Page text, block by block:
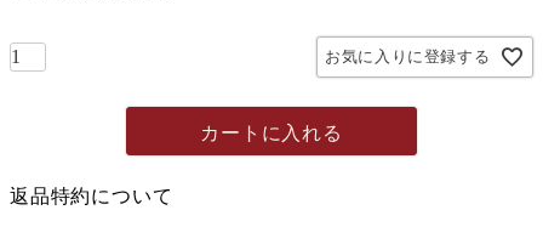
須
)
お気に入りに登録する
カートに入れる
返品特約について